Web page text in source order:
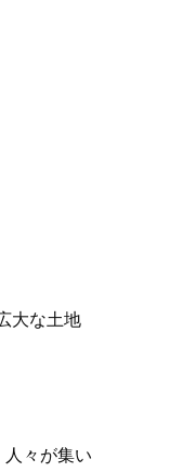
大な土地
々が集い